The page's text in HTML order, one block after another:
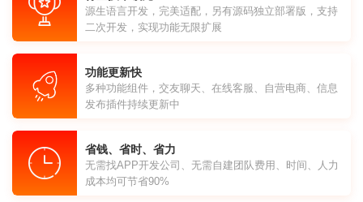
源生语言开发，完美适配，另有源码独立部署版，支持
二次开发，实现功能无限扩展
功能更新快
多种功能组件，交友聊天、在线客服、自营电商、信息
发布插件持续更新中
省钱、省时、省力
无需找APP开发公司、无需自建团队费用、时间、人力
成本均可节省90%